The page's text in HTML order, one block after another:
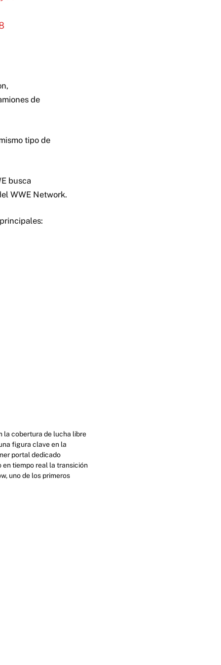
de
tipo de
busca
WWE Network.
la cobertura de lucha libre
figura clave en la
portal dedicado
en tiempo real la transición
uno de los primeros